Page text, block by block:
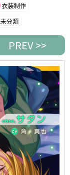
衣装制作
未分類
PREV >>